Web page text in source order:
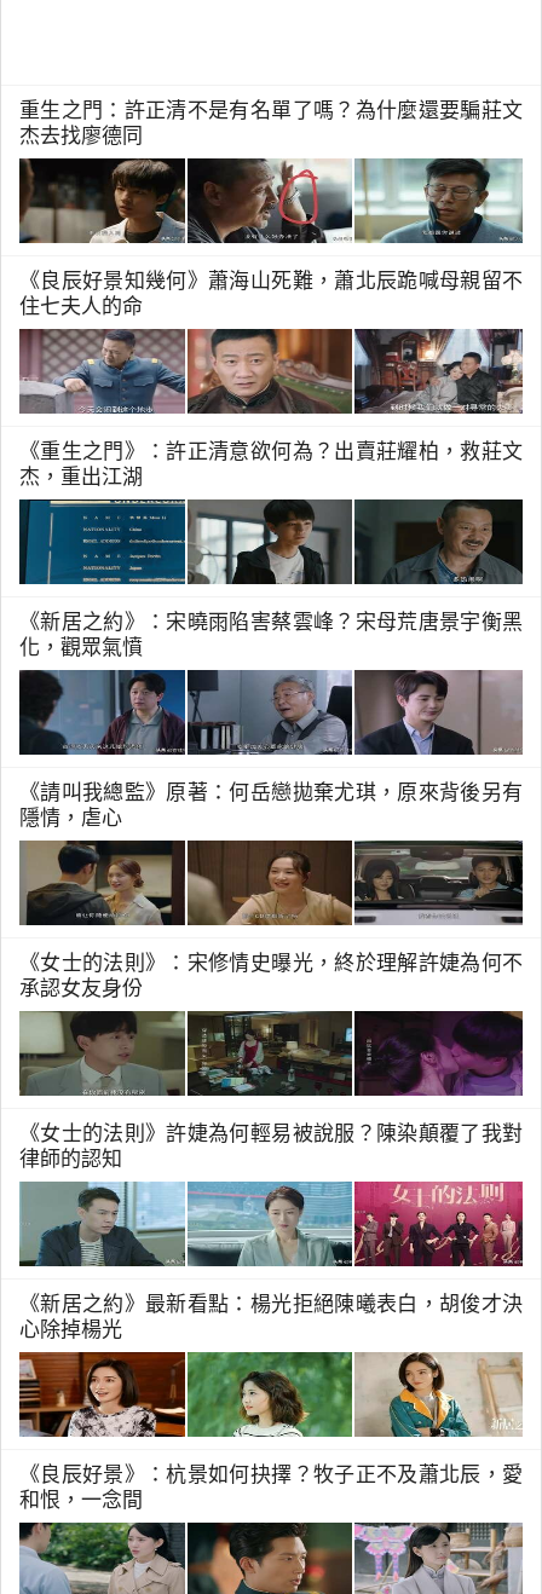
重生之門：許正清不是有名單了嗎？為什麼還要騙莊文
杰去找廖德同
《良辰好景知幾何》蕭海山死難，蕭北辰跪喊母親留不
住七夫人的命
《重生之門》：許正清意欲何為？出賣莊耀柏，救莊文
杰，重出江湖
《新居之約》：宋曉雨陷害蔡雲峰？宋母荒唐景宇衡黑
化，觀眾氣憤
《請叫我總監》原著：何岳戀拋棄尤琪，原來背後另有
隱情，虐心
《女士的法則》：宋修情史曝光，終於理解許婕為何不
承認女友身份
《女士的法則》許婕為何輕易被說服？陳染顛覆了我對
律師的認知
《新居之約》最新看點：楊光拒絕陳曦表白，胡俊才決
心除掉楊光
《良辰好景》：杭景如何抉擇？牧子正不及蕭北辰，愛
和恨，一念間